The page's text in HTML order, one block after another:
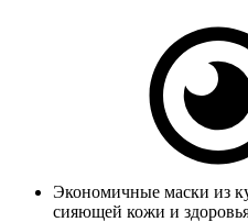
Экономичные маски из
сияющей кожи и